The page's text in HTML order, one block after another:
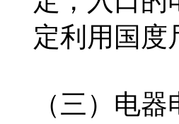
定利用国度
（三）电